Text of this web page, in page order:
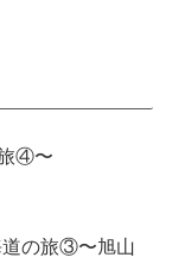
④〜
道の旅③〜旭山